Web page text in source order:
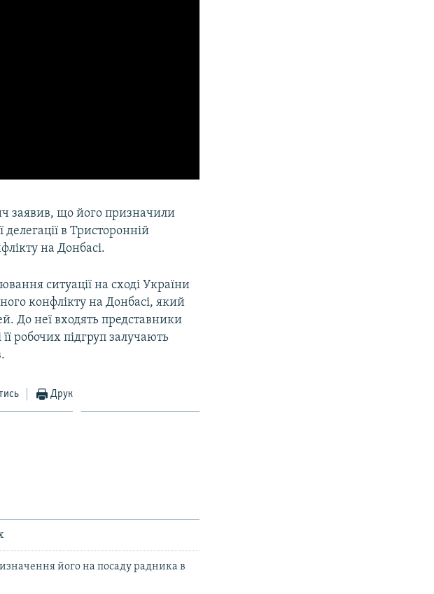
заявив, що його призначили
в Тристоронній
на Донбасі.
ситуації на сході України
конфлікту на Донбасі, який
До неї входять представники
робочих підгруп залучають
Друк
його на посаду радника в